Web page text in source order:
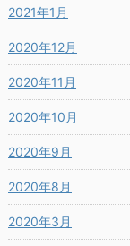
2021年1月
2020年12月
2020年11月
2020年10月
2020年9月
2020年8月
2020年3月